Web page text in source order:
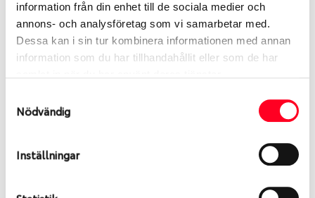
information från din enhet till de sociala medier och
annons- och analysföretag som vi samarbetar med.
Dessa kan i sin tur kombinera informationen med annan
information som du har tillhandahållit eller som de har
Nödvändig
Inställningar
Ange registreringsnummer för att se om det däck
du valt passar din bilmodell. Om du köper däck som
skall sättas på dina befintliga fälgar, se till att kolla
årens lopp och inte vara samma dimension som
bilen hade ut från fabrik.